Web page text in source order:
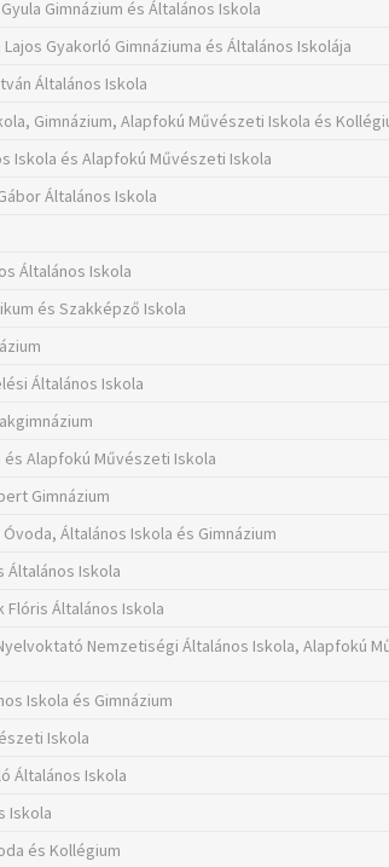
Gimnázium és Általános Iskola
Gyakorló Gimnáziuma és Általános Iskolája
Általános Iskola
Gimnázium, Alapfokú Művészeti Iskola és
Iskola és Alapfokú Művészeti Iskola
Általános Iskola
Általános Iskola
és Szakképző Iskola
Általános Iskola
Alapfokú Művészeti Iskola
Gimnázium
Általános Iskola és Gimnázium
Általános Iskola
Flóris Általános Iskola
Nemzetiségi Általános Iskola, Alapfokú
Iskola és Gimnázium
Iskola
Általános Iskola
Iskola
és Kollégium